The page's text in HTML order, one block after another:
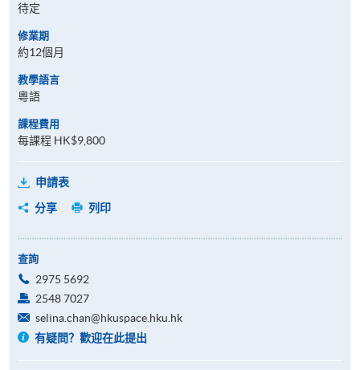
待定
修業期
約12個月
教學語言
粵語
課程費用
每課程 HK$9,800
申請表
分享
列印
查詢
2975 5692
2548 7027
selina.chan@hkuspace.hku.hk
有疑問？歡迎在此提出